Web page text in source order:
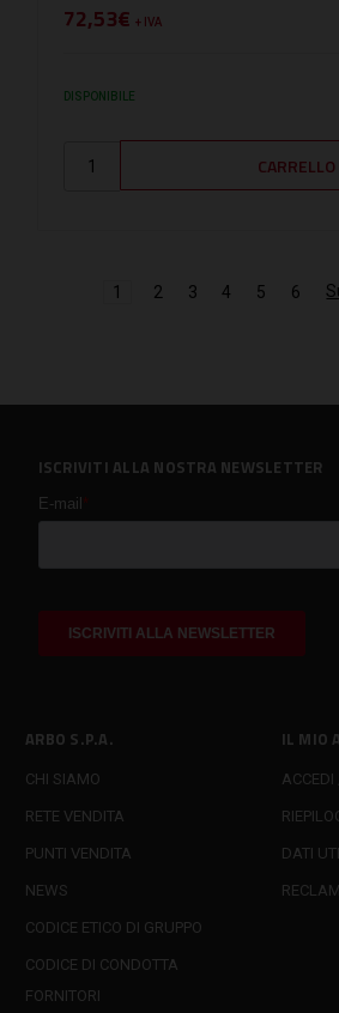
72,53€ + IVA
DISPONIBILE
1 2 3 4 5 6
ARBO S.P.A.
CHI SIAMO
RETE VENDITA
PUNTI VENDITA
NEWS
CODICE ETICO DI GRUPPO
CODICE DI CONDOTTA
FORNITORI
IL MIO
ACCEDI
DATI
ISCRIVITI ALLA NOSTRA NEWSLETTER